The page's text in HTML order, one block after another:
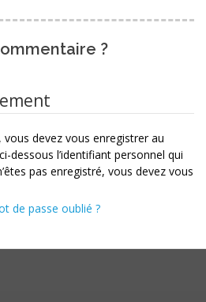
?
devez vous enregistrer au
dessous l’identifiant personnel qui
pas enregistré, vous devez vous
de passe oublié ?